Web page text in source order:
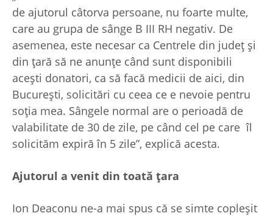
de ajutorul câtorva persoane, nu foarte multe,
care au grupa de sânge B III RH negativ. De
asemenea, este necesar ca Centrele din județ și
din țară să ne anunțe când sunt disponibili
acești donatori, ca să facă medicii de aici, din
București, solicitări cu ceea ce e nevoie pentru
soția mea. Sângele normal are o perioadă de
valabilitate de 30 de zile, pe când cel pe care îl
solicităm expiră în 5 zile”, explică acesta.
Ajutorul a venit din toată țara
Ion Deaconu ne-a mai spus că se simte copleșit